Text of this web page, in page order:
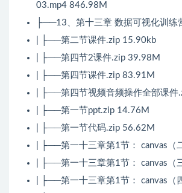
03.mp4 846.98M
├──13、第十三章 数据可视化训练
| ├──第二节课件.zip 15.90kb
| ├──第四节2课件.zip 39.98M
| ├──第四节课件.zip 83.91M
| ├──第四节视频音频操作全部课件
| ├──第一节ppt.zip 14.76M
| ├──第一节代码.zip 56.62M
| ├──第一十三章第1节： canvas（
| ├──第一十三章第1节： canvas（
| ├──第一十三章第1节： canvas（